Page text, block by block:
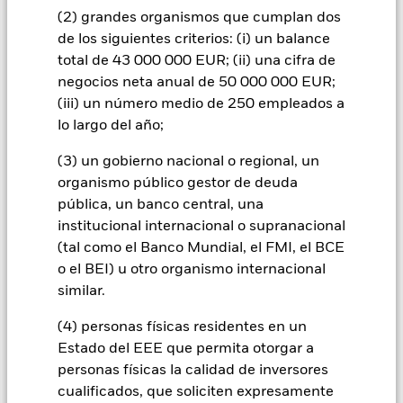
(2) grandes organismos que cumplan dos
de los siguientes criterios: (i) un balance
total de 43 000 000 EUR; (ii) una cifra de
negocios neta anual de 50 000 000 EUR;
(iii) un número medio de 250 empleados a
lo largo del año;
(3) un gobierno nacional o regional, un
organismo público gestor de deuda
pública, un banco central, una
institucional internacional o supranacional
(tal como el Banco Mundial, el FMI, el BCE
o el BEI) u otro organismo internacional
similar.
(4) personas físicas residentes en un
Estado del EEE que permita otorgar a
personas físicas la calidad de inversores
cualificados, que soliciten expresamente
Todas las clases de acciones con cobertura de divisas de este
fondo utilizan derivados para cubrir el riesgo de divisas. El
uso de derivados para una clase de acciones podría conllevar
un posible riesgo de contagio (también denominado «spill-
over») a otras clases de acciones del fondo. La sociedad
gestora del fondo se asegurará de que se dispone de los
procedimientos adecuados para minimizar el riesgo de
que figura justo debajo del nombre del fondo, podrá ver un
listado de todas las clases de acciones del fondo: las clases de
acciones con cobertura de divisas se identifican mediante la
palabra «Hedged» en su nombre. Además, el listado
completo de todas las clases de acciones con cobertura de
divisas está disponible mediante solicitud a la sociedad
para reducir los gastos, el propio Fondo percibirá el 62,5% de
los ingresos asociadas que se generen, y el 37,5% restante se
recibirá por BlackRock en calidad de agente de préstamo de
valores. Debido a que el reparto de los ingresos por préstamos